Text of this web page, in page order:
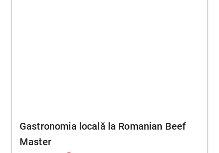
Gastronomia locală la Romanian Beef
Master